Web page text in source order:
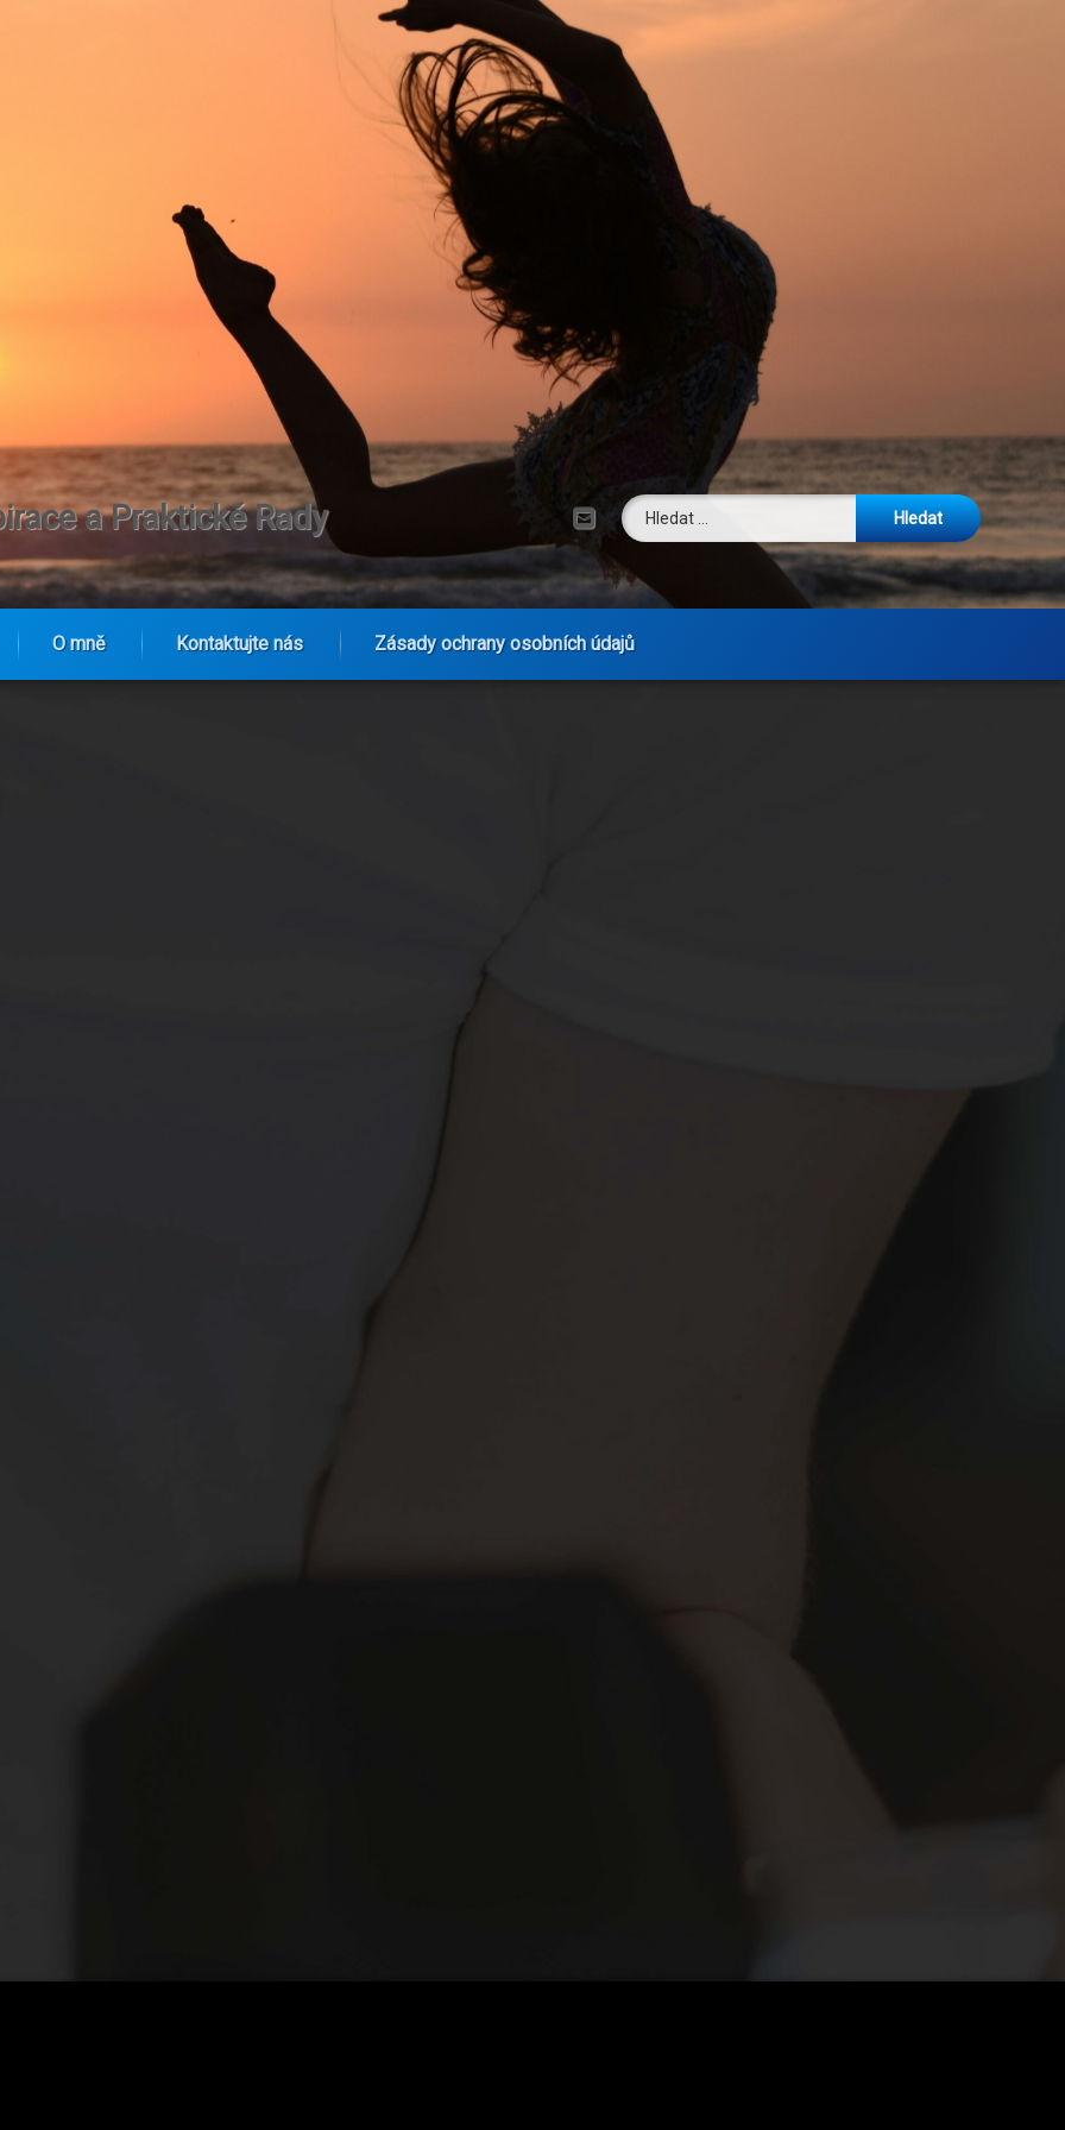
a Praktické Rady Tel: E-mail
Vyhledávání
O mně Kontaktujte nás Zásady ochrany osobních údajů
30-dagarsutmaningar och träningsgrupper din nya superkraft